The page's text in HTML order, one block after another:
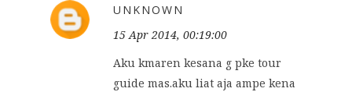
UNKNOWN
15 Apr 2014, 00:19:00
Aku kmaren kesana g pke tour
guide mas.aku liat aja ampe kena